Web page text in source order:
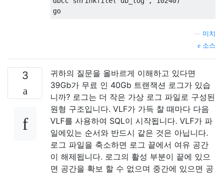
go
미치
소스
3
귀하의 질문을 올바르게 이해하고 있다면
39Gb가 무료 인 40Gb 트랜잭션 로그가 있습
니까? 로그는 더 작은 가상 로그 파일로 구성된
원형 구조입니다. VLF가 가득 찰 때마다 다음
VLF를 사용하여 SQL이 시작됩니다. VLF가 파
일에있는 순서와 반드시 같은 것은 아닙니다.
로그 파일을 축소하면 로그 끝에서 여유 공간
이 해제됩니다. 로그의 활성 부분이 끝에 있으
면 공간을 확보 할 수 없으며 중간에 있으면 공